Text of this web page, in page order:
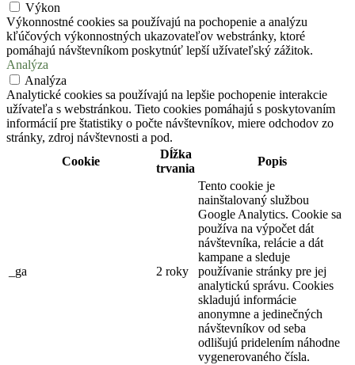
Výkon
Výkonnostné cookies sa používajú na pochopenie a analýzu
kľúčových výkonnostných ukazovateľov webstránky, ktoré
pomáhajú návštevníkom poskytnúť lepší užívateľský zážitok.
Analýza
Analýza
Analytické cookies sa používajú na lepšie pochopenie interakcie
užívateľa s webstránkou. Tieto cookies pomáhajú s poskytovaním
informácií pre štatistiky o počte návštevníkov, miere odchodov zo
stránky, zdroj návštevnosti a pod.
Cookie
Dĺžka
trvania
Popis
_ga 2 roky
Tento cookie je
nainštalovaný službou
Google Analytics. Cookie sa
používa na výpočet dát
návštevníka, relácie a dát
kampane a sleduje
používanie stránky pre jej
analytickú správu. Cookies
skladujú informácie
anonymne a jedinečných
návštevníkov od seba
odlišujú pridelením náhodne
vygenerovaného čísla.